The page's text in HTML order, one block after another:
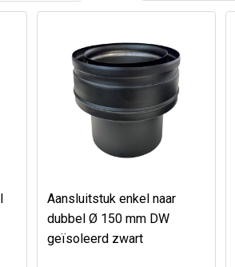
Aansluitstuk enkel naar
dubbel Ø 150 mm DW
geïsoleerd zwart